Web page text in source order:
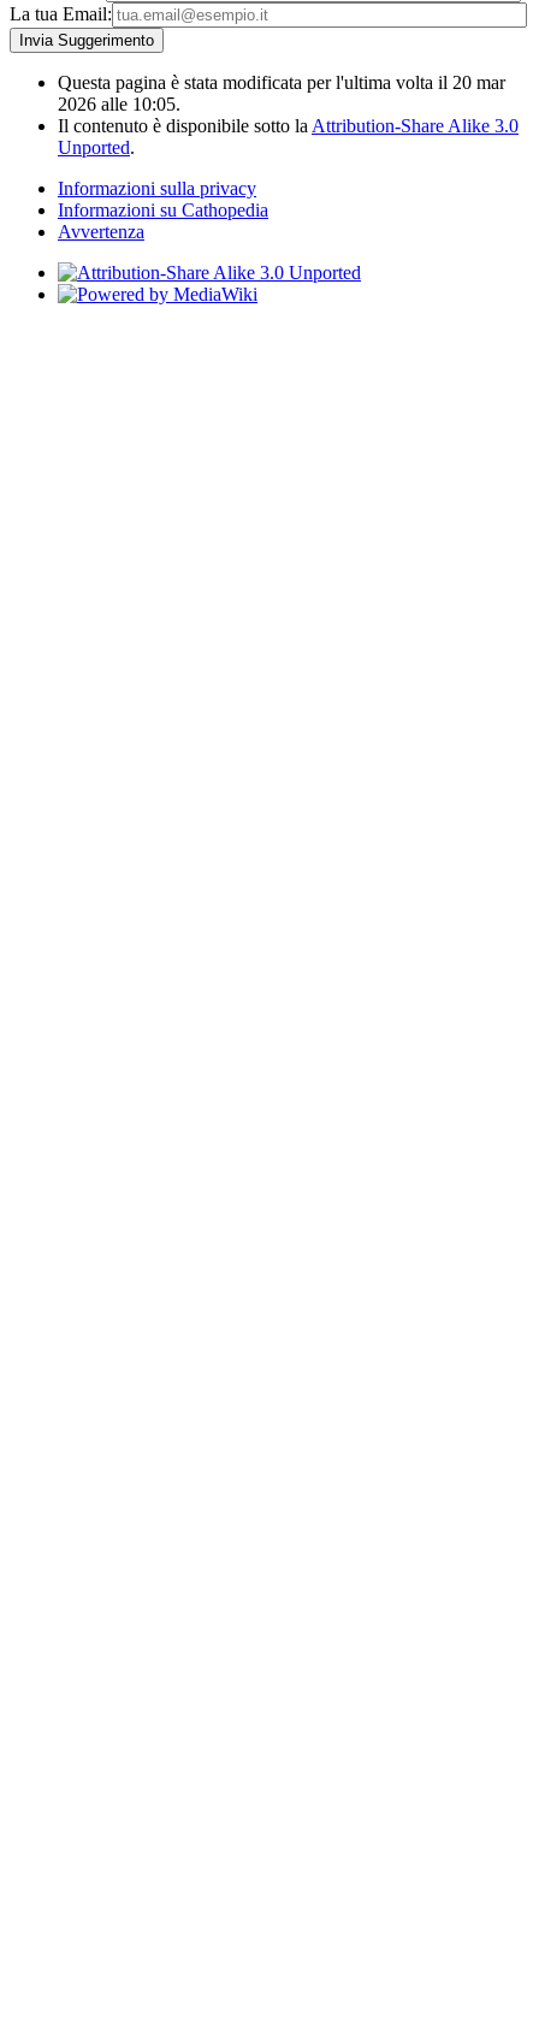
La tua Email:
Questa pagina è stata modificata per l'ultima volta il 20 mar
2026 alle 10:05.
Il contenuto è disponibile sotto la Attribution-Share Alike 3.0
Unported.
Informazioni sulla privacy
Informazioni su Cathopedia
Avvertenza